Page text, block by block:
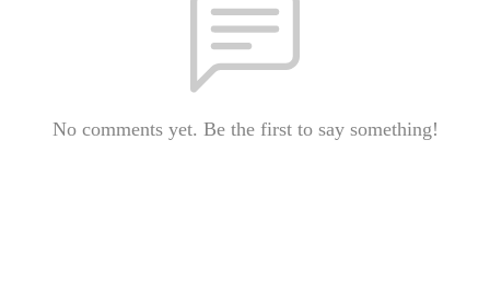
No comments yet. Be the first to say something!